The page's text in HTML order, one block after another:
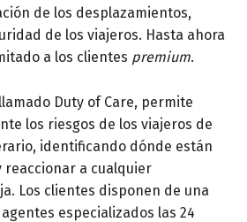
de los desplazamientos,
de los viajeros. Hasta ahora
a los clientes premium.
Duty of Care, permite
los riesgos de los viajeros de
identificando dónde están
reaccionar a cualquier
Los clientes disponen de una
especializados las 24